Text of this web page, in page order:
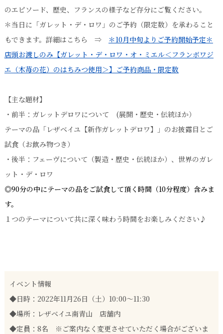
のエピソード、歴史、フランスの様子など存分にご覧ください。
＊当日に「ガレット・デ・ロワ」のご予約（限定数）を承わること
もできます。詳細はこちら ⇒
＊10月中旬よりご予約開始予定＊
店頭お渡しのみ【ガレット・デ・ロワ・オ・ミエル＜フランボワジ
エ（木苺の花）のはちみつ使用＞】ご予約商品・限定数
【主な題材】
・前半：ガレットデロワについて (展開・歴史・伝統ほか）
テーマの品「レザベイユ【新作ガレットデロワ】」のお披露目とご
試食（お飲み物つき）
・後半：フェーヴについて（製造・歴史・伝統ほか）、世界のガレ
ット・デ・ロワ
◎90分の中にテーマの品をご試食して頂く時間（10分程度）含みま
す。
１つのテーマについて共に深く味わう時間をお楽しみください♪
イベント情報
◆日時：2022年11月26日（土）10:00～11:30
◆場所：レザベイユ南青山 店舗内
◆定員：8名 ※ご案内なく変更させていただく場合がございま